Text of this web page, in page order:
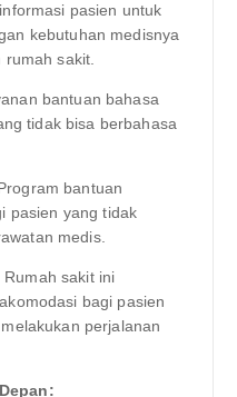
pasien untuk
kebutuhan medisnya
sakit.
bantuan bahasa
tidak bisa berbahasa
bantuan
pasien yang tidak
medis.
Rumah sakit ini
bagi pasien
perjalanan